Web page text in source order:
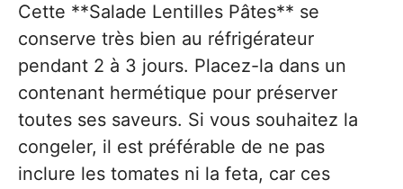
Cette **Salade Lentilles Pâtes** se
conserve très bien au réfrigérateur
pendant 2 à 3 jours. Placez-la dans un
contenant hermétique pour préserver
toutes ses saveurs. Si vous souhaitez la
congeler, il est préférable de ne pas
inclure les tomates ni la feta, car ces